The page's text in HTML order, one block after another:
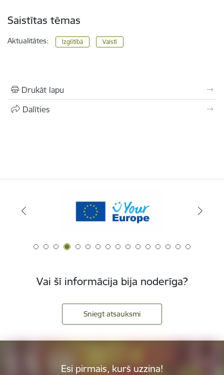
Saistītas tēmas
Aktualitātes: Izglītībā Valstī
Drukāt lapu
Dalīties
Vai šī informācija bija noderīga?
Sniegt atsauksmi
Esi pirmais, kurš uzzina!